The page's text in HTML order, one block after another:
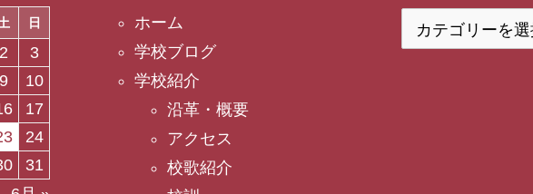
日
2
3
9
10
17
24
31
ホーム
学校ブログ
学校紹介
沿革・概要
アクセス
校歌紹介
テ